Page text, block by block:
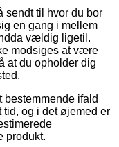
sendt til hvor du bor
en gang i mellem
vældig ligetil.
modsiges at være
at du opholder dig
bestemmende ifald
tid, og i det øjemed er
produkt.